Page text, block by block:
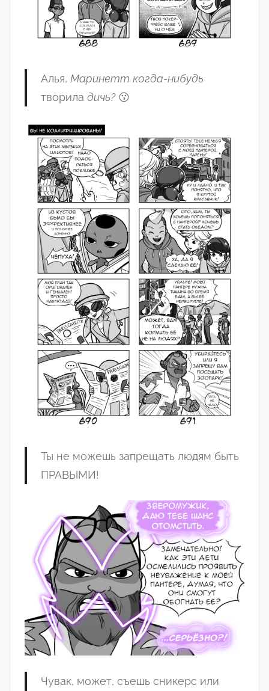
Алья, Маринетт когда-нибудь
творила дичь?😗
Ты не можешь запрещать людям быть
ПРАВЫМИ!
Чувак, может, съешь сникерс или